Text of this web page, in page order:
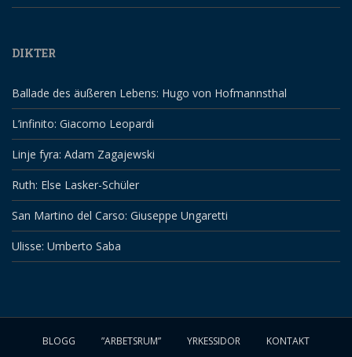
DIKTER
Ballade des äußeren Lebens: Hugo von Hofmannsthal
L’infinito: Giacomo Leopardi
Linje fyra: Adam Zagajewski
Ruth: Else Lasker-Schüler
San Martino del Carso: Giuseppe Ungaretti
Ulisse: Umberto Saba
BLOGG ”ARBETSRUM” YRKESSIDOR KONTAKT